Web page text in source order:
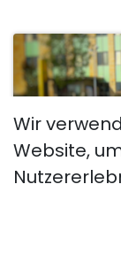
Wir
Website,